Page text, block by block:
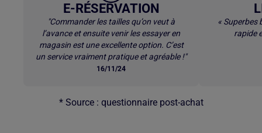
E-RÉSERVATION
"Commander les tailles qu’on veut à
l’avance et ensuite venir les essayer en
magasin est une excellente option. C’est
un service vraiment pratique et agréable !"
16/11/24
« Superbes
rapide
* Source : questionnaire post-achat